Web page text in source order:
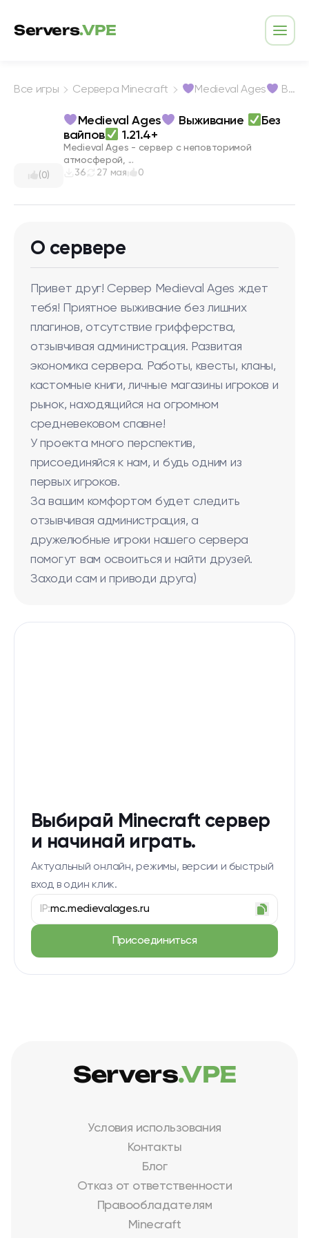
Servers.VPE
Все игры Сервера Minecraft Medieval Ages Выживание
(0)
Medieval Ages Выживание
Без
вайпов
1.21.4+
Medieval Ages - сервер с неповторимой
атмосферой, ...
36
27 мая 0
О сервере
Привет друг! Сервер Medieval Ages ждет
тебя! Приятное выживание без лишних
плагинов, отсутствие грифферства,
отзывчивая администрация. Развитая
экономика сервера. Работы, квесты, кланы,
кастомные книги, личные магазины игроков и
рынок, находящийся на огромном
средневековом спавне!
У проекта много перспектив,
присоединяйся к нам, и будь одним из
первых игроков.
За вашим комфортом будет следить
отзывчивая администрация, а
дружелюбные игроки нашего сервера
помогут вам освоиться и найти друзей.
Заходи сам и приводи друга)
Выбирай Minecraft сервер
и начинай играть.
Актуальный онлайн, режимы, версии и быстрый
вход в один клик.
IP:mc.medievalages.ru
Присоединиться
Условия использования
Контакты
Блог
Отказ от ответственности
Правообладателям
Minecraft
Servers.VPE